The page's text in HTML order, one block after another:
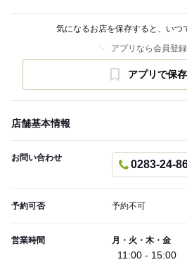
気になるお店を保存すると、いつ
アプリなら会員登
アプリで保
店舗基本情報
お問い合わせ
0283-24-
予約可否 予約不可
営業時間 月・火・木・金
11:00 - 15:00